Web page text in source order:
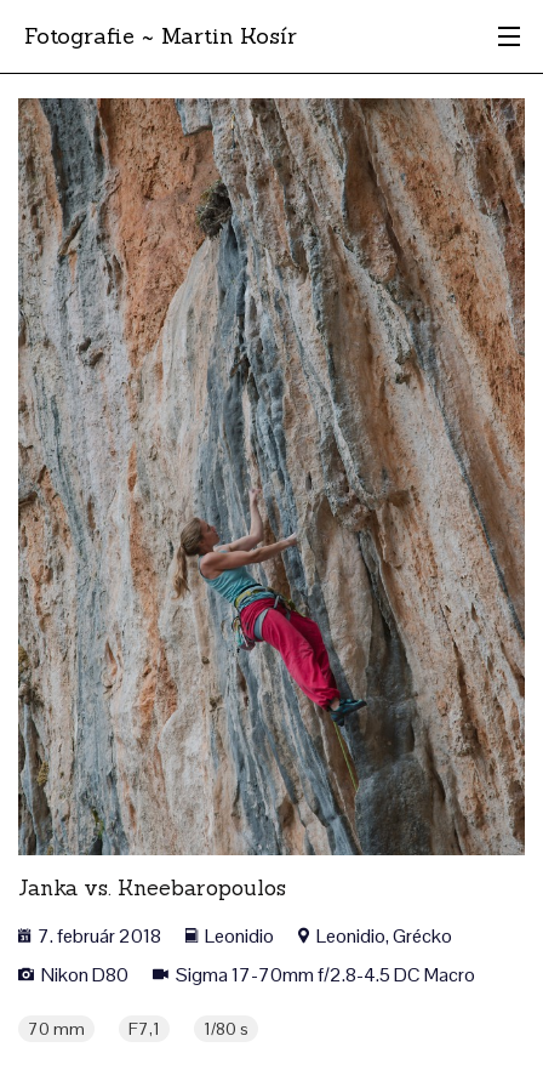
Fotografie ~ Martin Kosír
Moje obľúbené
Albumy
Miesta
Archív
Vyhľadávanie
Janka vs. Kneebaropoulos
7. február 2018 Leonidio
Leonidio, Grécko
Nikon D80
Sigma 17-70mm f/2.8-4.5 DC Macro
70 mm F7,1 1/80 s